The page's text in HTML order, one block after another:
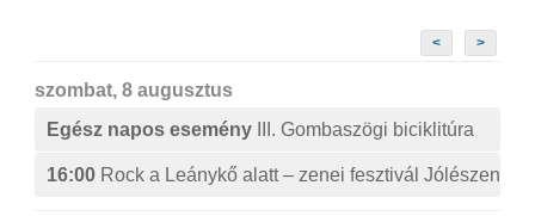
< >
szombat, 8 augusztus
Egész napos esemény
III. Gombaszögi biciklitúra
16:00 Rock a Leánykő alatt – zenei fesztivál Jólészen